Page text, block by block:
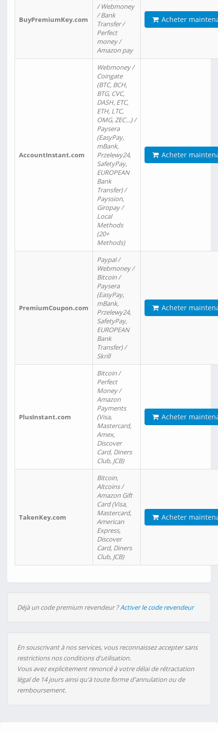
BuyPremiumKey.com
/ Webmoney
/ Bank
Transfer /
Perfect
money /
Amazon pay
Acheter
AccountInstant.com
Webmoney /
Coingate
(BTC, BCH,
BTG, CVC,
DASH, ETC,
ETH, LTC,
OMG, ZEC…) /
Paysera
(EasyPay,
mBank,
Przelewy24,
SafetyPay,
EUROPEAN
Bank
Transfer) /
Payssion,
Giropay /
Local
Methods
(20+
Methods)
Acheter
PremiumCoupon.com
Paypal /
Webmoney /
Bitcoin /
Paysera
(EasyPay,
mBank,
Przelewy24,
SafetyPay,
EUROPEAN
Bank
Transfer) /
Skrill
Acheter
PlusInstant.com
Bitcoin /
Perfect
Money /
Amazon
Payments
(Visa,
Mastercard,
Amex,
Discover
Card, Diners
Club, JCB)
Acheter
TakenKey.com
Bitcoin,
Altcoins /
Amazon Gift
Card (Visa,
Mastercard,
American
Express,
Discover
Card, Diners
Club, JCB)
Acheter
Déjà un code premium revendeur ?Activer le code revendeur
En souscrivant à nos services, vous reconnaissez accepter sans
restrictions nos conditions d'utilisation.
Vous avez explicitement renoncé à votre délai de rétractation
légal de 14 jours ainsi qu'à toute forme d'annulation ou de
remboursement.